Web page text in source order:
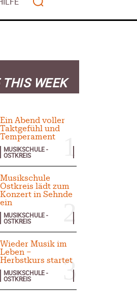
2026
WEEK
Ein Abend voller
Taktgefühl und
Temperament
MUSIKSCHULE -
OSTKREIS
Musikschule
Ostkreis lädt zum
Konzert in Sehnde
ein
MUSIKSCHULE -
OSTKREIS
Wieder Musik im
Leben –
Herbstkurs startet
MUSIKSCHULE -
OSTKREIS